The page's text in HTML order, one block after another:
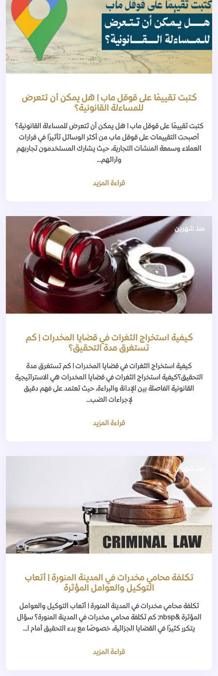
كتبت تقييمًا على قوقل ماب | هل يمكن أن تتعرض
للمساءلة القانونية؟
كتبت تقييمًا على قوقل ماب | هل يمكن أن تتعرض للمساءلة القانونية؟
أصبحت التقييمات على قوقل ماب من أكثر الوسائل تأثيرًا في قرارات
العملاء وسمعة المنشآت التجارية، حيث يشارك المستخدمون تجاربهم
وآرائهم...
قراءة المزيد
منذ شهرين
كيفية استخراج الثغرات في قضايا المخدرات | كم
تستغرق مدة التحقيق؟
كيفية استخراج الثغرات في قضايا المخدرات | كم تستغرق مدة
التحقيق؟كيفية استخراج الثغرات في قضايا المخدرات هي الاستراتيجية
القانونية الفاصلة بين الإدانة والبراءة، حيث تعتمد على فهم دقيق
لإجراءات الضب...
قراءة المزيد
منذ شهرين
تكلفة محامي مخدرات في المدينة المنورة | أتعاب
التوكيل والعوامل المؤثرة
تكلفة محامي مخدرات في المدينة المنورة | أتعاب التوكيل والعوامل
المؤثرة &nbsp; كم تكلفة محامي مخدرات في المدينة المنورة؟ سؤال
يتكرر كثيرًا في القضايا الجزائية، خصوصًا مع بدء التحقيق أمام ا...
قراءة المزيد